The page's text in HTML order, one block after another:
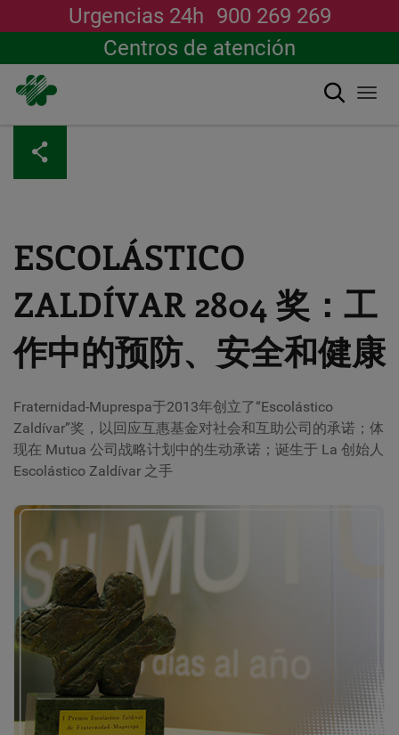
主
Urgencias 24h 900 269 269
Centros de atención
搜索
ESCOLÁSTICO
ZALDÍVAR 2804 奖：工
作中的预防、安全和健康
Fraternidad-Muprespa于2013年创立了“Escolástico
Zaldívar”奖，以回应互惠基金对社会和互助公司的承诺；体
现在 Mutua 公司战略计划中的生动承诺；诞生于 La 创始人
Escolástico Zaldívar 之手